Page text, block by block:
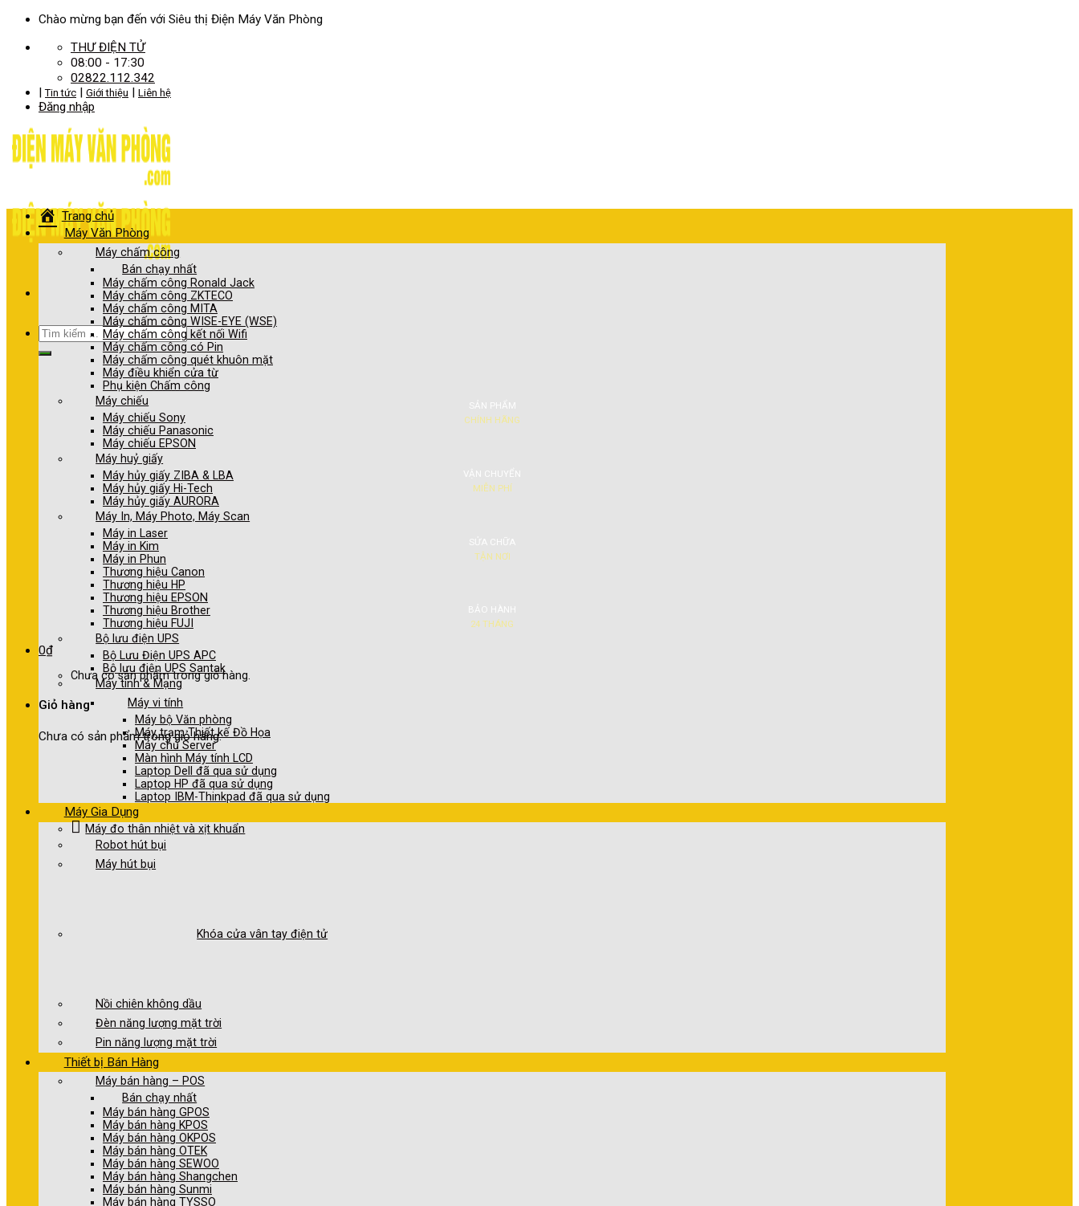
Skip
content
Chào mừng bạn đến với Siêu thị Điện Máy Văn Phòng
THƯ ĐIỆN TỬ
08:00 - 17:30
02822.112.342
|Tin tức | Giới thiệu | Liên hệ
Đăng nhập
Tìm
kiếm:
SẢN PHẨM
CHÍNH HÃNG
VẬN CHUYỂN
MIỄN PHÍ
SỬA CHỮA
TẬN NƠI
BẢO HÀNH
24 THÁNG
0₫
Chưa có sản phẩm trong giỏ hàng.
Giỏ hàng
Chưa có sản phẩm trong giỏ hàng.
Trang chủ
Máy Văn Phòng
Máy chấm công
Bán chạy nhất
Máy chấm công Ronald Jack
Máy chấm công ZKTECO
Máy chấm công MITA
Máy chấm công WISE-EYE (WSE)
Máy chấm công kết nối Wifi
Máy chấm công có Pin
Máy chấm công quét khuôn mặt
Máy điều khiển cửa từ
Phụ kiện Chấm công
Máy chiếu
Máy chiếu Sony
Máy chiếu Panasonic
Máy chiếu EPSON
Máy huỷ giấy
Máy hủy giấy ZIBA & LBA
Máy hủy giấy Hi-Tech
Máy hủy giấy AURORA
Máy In, Máy Photo, Máy Scan
Máy in Laser
Máy in Kim
Máy in Phun
Thương hiệu Canon
Thương hiệu HP
Thương hiệu EPSON
Thương hiệu Brother
Thương hiệu FUJI
Bộ lưu điện UPS
Bộ Lưu Điện UPS APC
Bộ lưu điện UPS Santak
Máy tính & Mạng
Máy vi tính
Máy bộ Văn phòng
Máy trạm Thiết kế Đồ Họa
Máy chủ Server
Màn hình Máy tính LCD
Laptop Dell đã qua sử dụng
Laptop HP đã qua sử dụng
Laptop IBM-Thinkpad đã qua sử dụng
Máy Gia Dụng
Máy đo thân nhiệt và xịt khuẩn
Robot hút bụi
Máy hút bụi
Khóa cửa vân tay điện tử
Nồi chiên không dầu
Đèn năng lượng mặt trời
Pin năng lượng mặt trời
Thiết bị Bán Hàng
Máy bán hàng – POS
Bán chạy nhất
Máy bán hàng GPOS
Máy bán hàng KPOS
Máy bán hàng OKPOS
Máy bán hàng OTEK
Máy bán hàng SEWOO
Máy bán hàng Shangchen
Máy bán hàng Sunmi
Máy bán hàng TYSSO